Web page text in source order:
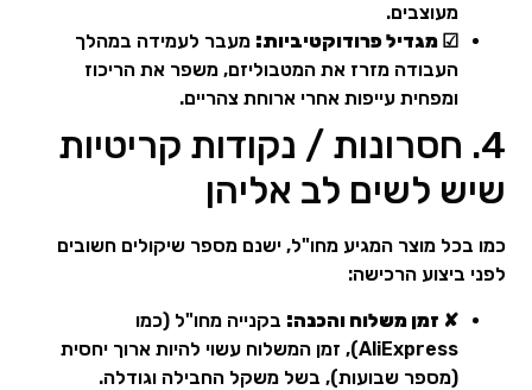
מעוצבים.
☑ מגדיל פרודוקטיביות: מעבר לעמידה במהלך
העבודה מזרז את המטבוליזם, משפר את הריכוז
ומפחית עייפות אחרי ארוחת צהריים.
4. חסרונות / נקודות קריטיות
שיש לשים לב אליהן
כמו בכל מוצר המגיע מחו"ל, ישנם מספר שיקולים חשובים
לפני ביצוע הרכישה:
✘ זמן משלוח והכנה: בקנייה מחו"ל (כמו
AliExpress), זמן המשלוח עשוי להיות ארוך יחסית
(מספר שבועות), בשל משקל החבילה וגודלה.